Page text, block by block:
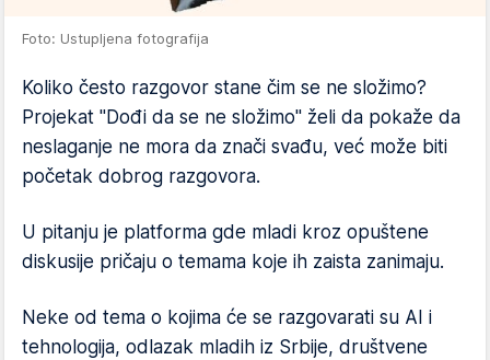
Foto: Ustupljena fotografija
Koliko često razgovor stane čim se ne složimo?
Projekat "Dođi da se ne složimo" želi da pokaže da
neslaganje ne mora da znači svađu, već može biti
početak dobrog razgovora.
U pitanju je platforma gde mladi kroz opuštene
diskusije pričaju o temama koje ih zaista zanimaju.
Neke od tema o kojima će se razgovarati su AI i
tehnologija, odlazak mladih iz Srbije, društvene